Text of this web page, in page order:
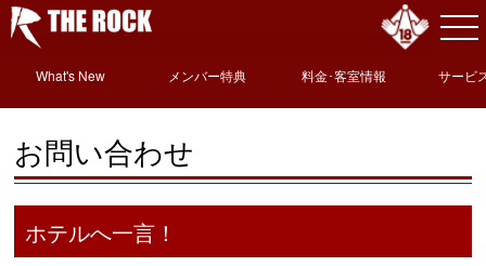
What's New メンバー特典 料金･客室情報
サービ
情
お問い合わせ
ホテルへ一言！